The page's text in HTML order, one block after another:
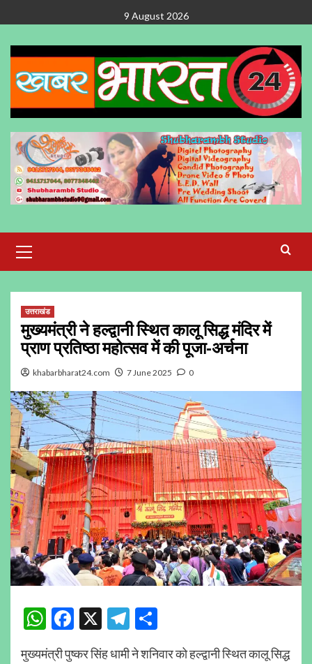
to
content
9 August 2026
Menu
उत्तराखंड
मुख्यमंत्री ने हल्द्वानी स्थित कालू सिद्ध मंदिर में
प्राण प्रतिष्ठा महोत्सव में की पूजा-अर्चना
khabarbharat24.com 7 June 2025 0
WhatsApp
Facebook
X Telegram
मुख्यमंत्री पुष्कर सिंह धामी ने शनिवार को हल्द्वानी स्थित कालू सिद्ध